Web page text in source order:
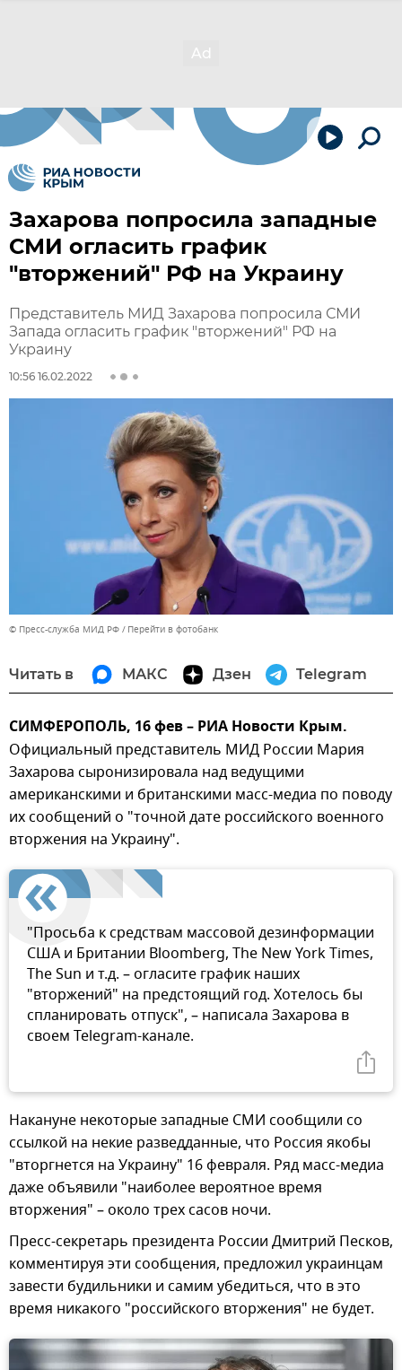
Захарова попросила западные
СМИ огласить график
"вторжений" РФ на Украину
Представитель МИД Захарова попросила СМИ
Запада огласить график "вторжений" РФ на
Украину
10:56 16.02.2022
© Пресс-служба МИД РФ Перейти в фотобанк
Читать в МАКС Дзен Telegram
СИМФЕРОПОЛЬ, 16 фев – РИА Новости Крым.
Официальный представитель МИД России Мария
Захарова сыронизировала над ведущими
американскими и британскими масс-медиа по поводу
их сообщений о "точной дате российского военного
вторжения на Украину".
"Просьба к средствам массовой дезинформации
США и Британии Bloomberg, The New York Times,
The Sun и т.д. – огласите график наших
"вторжений" на предстоящий год. Хотелось бы
спланировать отпуск", – написала Захарова в
своем Telegram-канале.
Накануне некоторые западные СМИ сообщили со
ссылкой на некие разведданные, что Россия якобы
"вторгнется на Украину" 16 февраля. Ряд масс-медиа
даже объявили "наиболее вероятное время
вторжения" – около трех сасов ночи.
Пресс-секретарь президента России Дмитрий Песков,
комментируя эти сообщения, предложил украинцам
завести будильники и самим убедиться, что в это
время никакого "российского вторжения" не будет.